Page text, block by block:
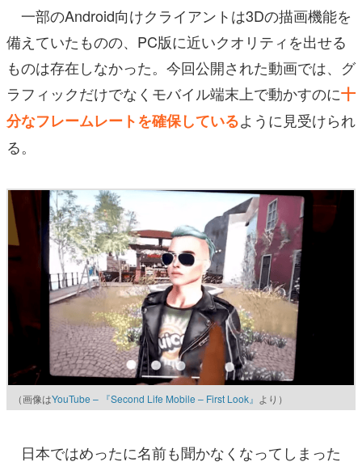
一部のAndroid向けクライアントは3Dの描画機能を
備えていたものの、PC版に近いクオリティを出せる
ものは存在しなかった。今回公開された動画では、グ
ラフィックだけでなくモバイル端末上で動かすのに十
分なフレームレートを確保しているように見受けられ
る。
（画像はYouTube – 『Second Life Mobile – First Look』 より）
日本ではめったに名前も聞かなくなってしまった